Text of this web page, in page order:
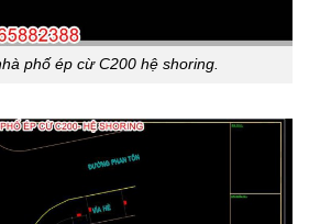
phố ép cừ C200 hệ shoring.